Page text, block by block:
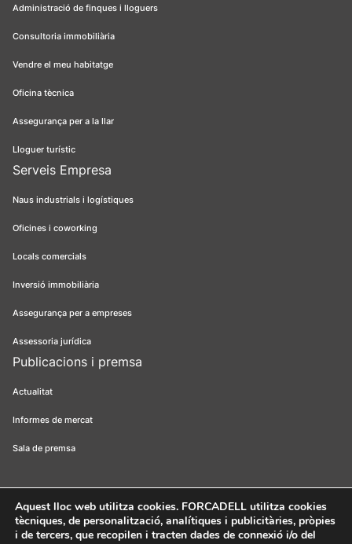
Administració de finques i lloguers
Consultoria immobiliària
Vendre el meu habitatge
Oficina tècnica
Assegurança per a la llar
Lloguer turístic
Serveis Empresa
Naus industrials i logístiques
Oficines i coworking
Locals comercials
Inversió immobiliària
Assegurança per a empreses
Assessoria jurídica
Publicacions i premsa
Actualitat
Informes de mercat
Sala de premsa
Forcadell 2026 Avís legal Política de privacitat
Política de cookies
Aquest lloc web utilitza cookies. FORCADELL utilitza cookies
tècniques, de personalització, analítiques i publicitàries, pròpies
i de tercers, que recopilen i tracten dades de connexió i/o del